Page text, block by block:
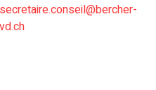
secretaire.conseil@bercher-
vd.ch